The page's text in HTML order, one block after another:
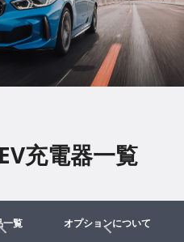
充電器一覧
一覧 オプションについて